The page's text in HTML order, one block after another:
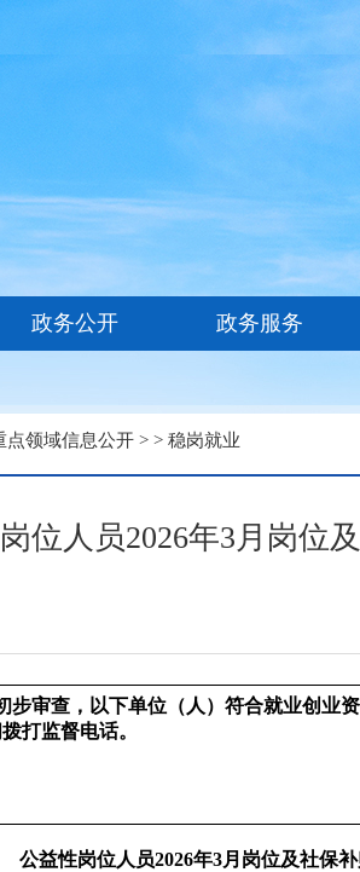
点领域信息公开 > > 稳岗就业
位人员2026年3月岗位
审查，以下单位（人）符合就业创业
打监督电话。
公益性岗位人员2026年3月岗位及社保